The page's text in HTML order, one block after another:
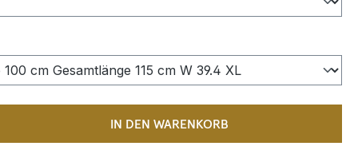
Gib den gewünschten Wert
IN DEN WARENKORB